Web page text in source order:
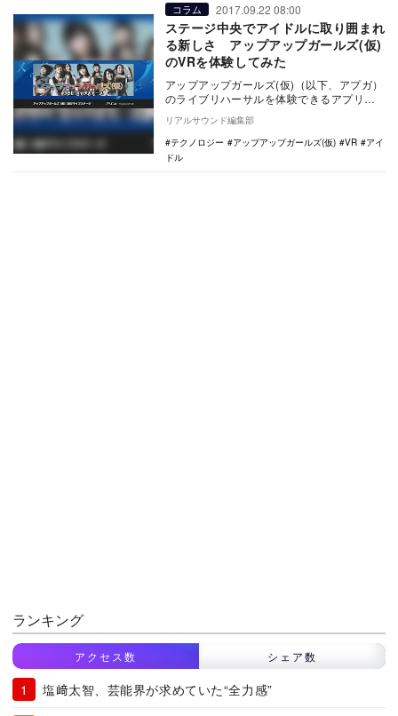
コラム 2017.09.22 08:00
ステージ中央でアイドルに取り囲まれ
る新しさ アップアップガールズ(仮)
のVRを体験してみた
アップアップガールズ(仮)（以下、アプガ）
のライブリハーサルを体験できるアプリ
『アップアップガールズ（仮）360°ライブ
ステージ…
リアルサウンド編集部
テクノロジー
アップアップガールズ(仮) VR
アイ
ドル
ランキング
アクセス数 シェア数
塩﨑太智、芸能界が求めていた“全力感”